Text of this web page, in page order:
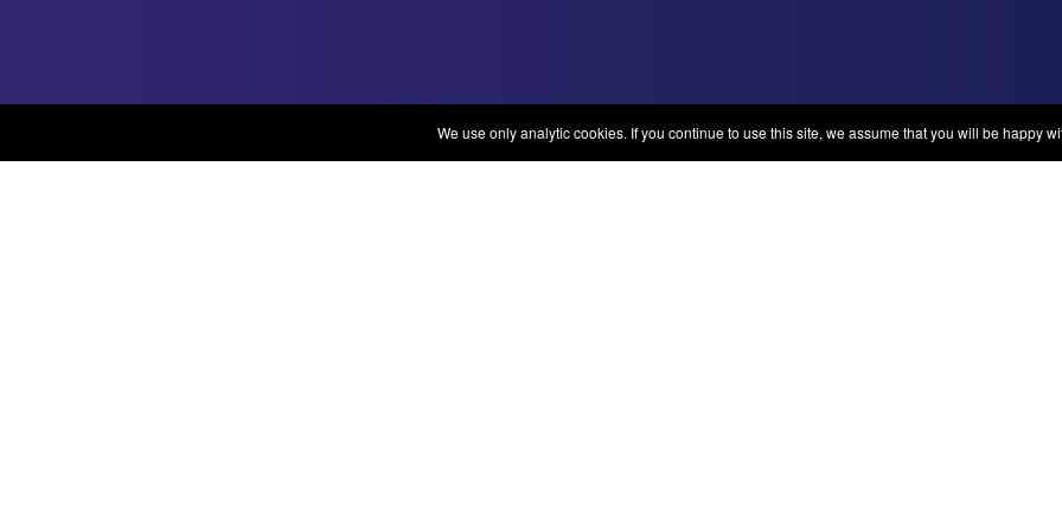
We use only analytic cookies. If you continue to use this site, we assume that you will be happy